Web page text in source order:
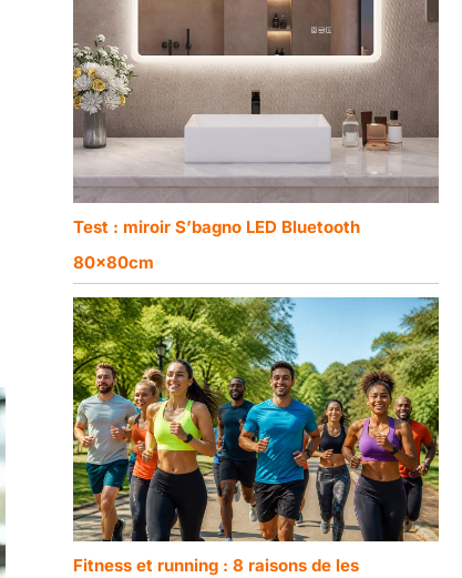
Test : miroir S’bagnо LED Bluetooth
80x80cm
Fitness et running : 8 raisons de les